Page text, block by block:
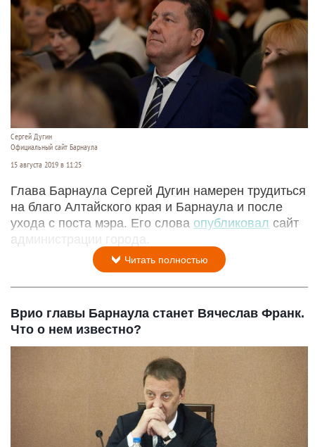
Сергей Дугин
Официальный сайт Барнаула
15 августа 2019 в 11:25
Глава Барнаула Сергей Дугин намерен трудиться
на благо Алтайского края и Барнаула и после
ухода с поста мэра. Его слова опубликовал сайт
администрации города.
Читать полностью
Врио главы Барнаула станет Вячеслав Франк.
Что о нем известно?